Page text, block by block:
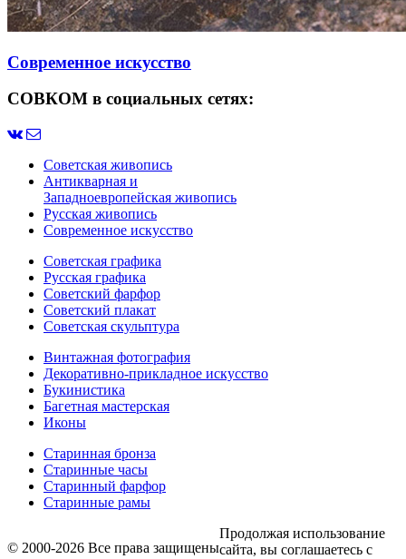
Современное искусство
СОВКОМ в социальных сетях:
Советская живопись
Антикварная и
Западноевропейская живопись
Русская живопись
Современное искусство
Советская графика
Русская графика
Советский фарфор
Советский плакат
Советская скульптура
Винтажная фотография
Декоративно-прикладное искусство
Букинистика
Багетная мастерская
Иконы
Старинная бронза
Старинные часы
Старинный фарфор
Старинные рамы
© 2000-2026 Все права защищены
Продолжая использование
сайта, вы соглашаетесь с